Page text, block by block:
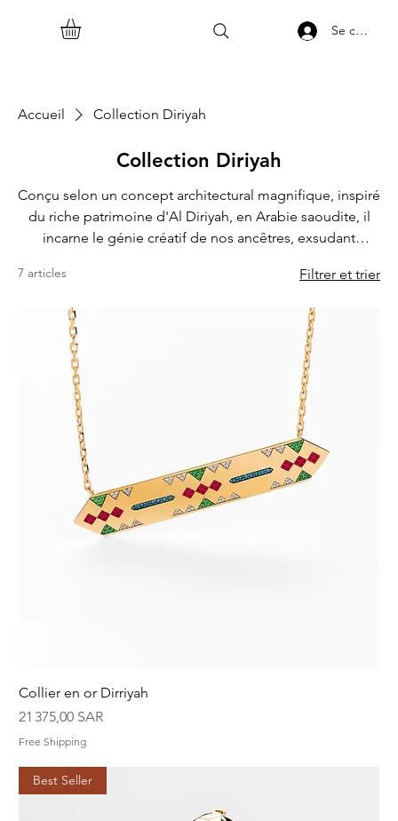
Se
Accueil Collection Diriyah
Collection Diriyah
Conçu selon un concept architectural magnifique, inspiré
du riche patrimoine d'Al Diriyah, en Arabie saoudite, il
incarne le génie créatif de nos ancêtres, exsudant
d'innovation et d'excellence pionnière, avec une touche
étonne le monde, imprégnée de l'essence de l'or, des
diamants et des pierres précieuses.
7 articles Filtrer et trier
Collier en or Dirriyah
Prix
21 375,00 SAR
Free Shipping
Best Seller